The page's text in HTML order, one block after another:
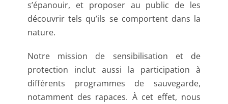
s’épanouir, et proposer au public de les
découvrir tels qu’ils se comportent dans la
nature.
Notre mission de sensibilisation et de
protection inclut aussi la participation à
différents programmes de sauvegarde,
notamment des rapaces. À cet effet, nous